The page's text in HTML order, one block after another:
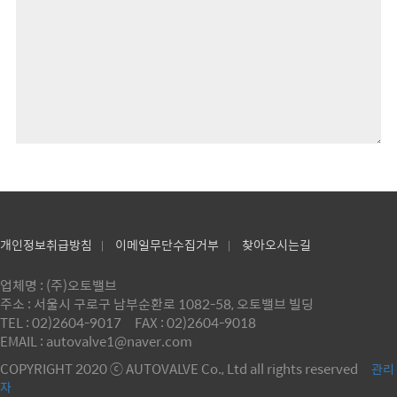
개인정보취급방침 | 이메일무단수집거부 | 찾아오시는길
업체명 : (주)오토밸브
주소 : 서울시 구로구 남부순환로 1082-58, 오토밸브 빌딩
TEL : 02)2604-9017
FAX : 02)2604-9018
EMAIL : autovalve1@naver.com
COPYRIGHT 2020 ⓒ AUTOVALVE Co., Ltd all rights reserved
관리
자